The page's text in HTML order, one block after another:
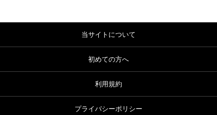
当サイトについて
初めての方へ
利用規約
プライバシーポリシー